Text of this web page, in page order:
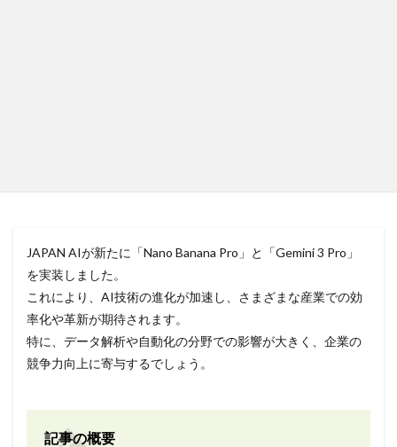
JAPAN AIが新たに「Nano Banana Pro」と「Gemini 3 Pro」
を実装しました。
これにより、AI技術の進化が加速し、さまざまな産業での効
率化や革新が期待されます。
特に、データ解析や自動化の分野での影響が大きく、企業の
競争力向上に寄与するでしょう。
記事の概要